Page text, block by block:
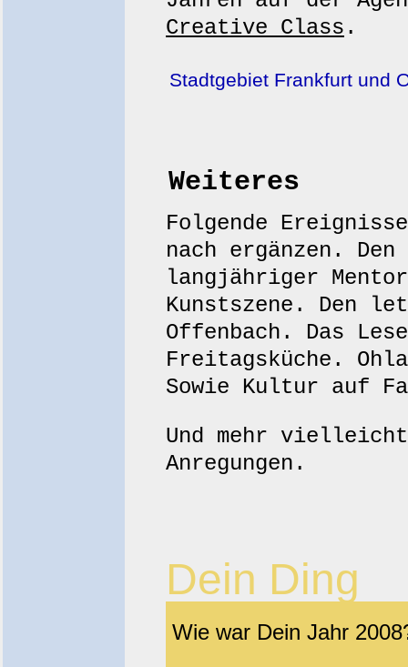
Creative Class .
Stadtgebiet Frankfurt und
Weiteres
Folgende
nach ergänzen. Den
langjähriger
Kunstszene. Den
Offenbach. Das
Freitagsküche.
Sowie Kultur auf
Und mehr
Anregungen.
Dein Ding
Wie war Dein Jahr